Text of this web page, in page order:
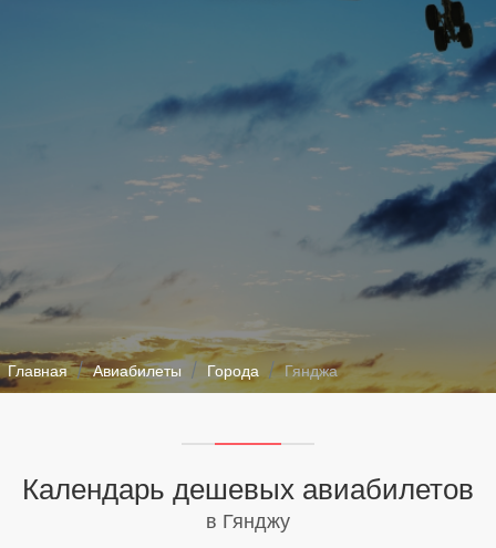
Главная Авиабилеты Города Гянджа
Календарь дешевых авиабилетов
в Гянджу